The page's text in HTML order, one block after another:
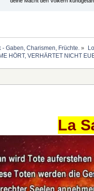
Gaben, Charismen, Früchte. »
HÖRT, VERHÄRTET NICHT
La